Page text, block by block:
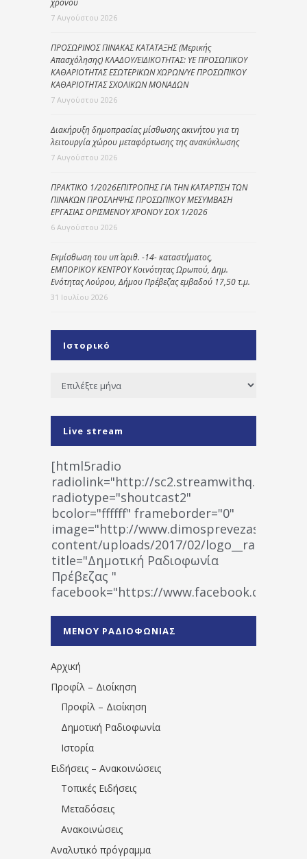
7 Αυγούστου 2026
ΠΡΟΣΩΡΙΝΟΣ ΠΙΝΑΚΑΣ ΚΑΤΑΤΑΞΗΣ (Μερικής
Απασχόλησης) ΚΛΑΔΟΥ/ΕΙΔΙΚΟΤΗΤΑΣ: ΥΕ ΠΡΟΣΩΠΙΚΟΥ
ΚΑΘΑΡΙΟΤΗΤΑΣ ΕΣΩΤΕΡΙΚΩΝ ΧΩΡΩΝ/ΥΕ ΠΡΟΣΩΠΙΚΟΥ
ΚΑΘΑΡΙΟΤΗΤΑΣ ΣΧΟΛΙΚΩΝ ΜΟΝΑΔΩΝ
7 Αυγούστου 2026
Διακήρυξη δημοπρασίας μίσθωσης ακινήτου για τη
λειτουργία χώρου μεταφόρτωσης της ανακύκλωσης
7 Αυγούστου 2026
ΠΡΑΚΤΙΚΟ 1/2026ΕΠΙΤΡΟΠΗΣ ΓΙΑ ΤΗΝ ΚΑΤΑΡΤΙΣΗ ΤΩΝ
ΠΙΝΑΚΩΝ ΠΡΟΣΛΗΨΗΣ ΠΡΟΣΩΠΙΚΟΥ ΜΕΣΥΜΒΑΣΗ
ΕΡΓΑΣΙΑΣ ΟΡΙΣΜΕΝΟΥ ΧΡΟΝΟΥ ΣΟΧ 1/2026
6 Αυγούστου 2026
Εκμίσθωση του υπ΄ αριθ. -14- καταστήματος,
ΕΜΠΟΡΙΚΟΥ ΚΕΝΤΡΟΥ Κοινότητας Ωρωπού, Δημ.
Ενότητας Λούρου, Δήμου Πρέβεζας εμβαδού 17,50 τ.μ.
31 Ιουλίου 2026
Ιστορικό
Ιστορικό
Live stream
[html5radio
radiolink="http://
radiotype="shoutcast2"
bcolor="ffffff" frameborder="0"
image="http://www.dimosprevezas.gr/wp-
content/uploads/2017/02/
title="Δημοτική Ραδιοφωνία
Πρέβεζας "
facebook="https://www.facebook.com/
1531194763766854/" artist="" ]
ΜΕΝΟΥ ΡΑΔΙΟΦΩΝΙΑΣ
Αρχική
Προφίλ – Διοίκηση
Προφίλ – Διοίκηση
Δημοτική Ραδιοφωνία
Ιστορία
Ειδήσεις – Ανακοινώσεις
Τοπικές Ειδήσεις
Μεταδόσεις
Ανακοινώσεις
Αναλυτικό πρόγραμμα